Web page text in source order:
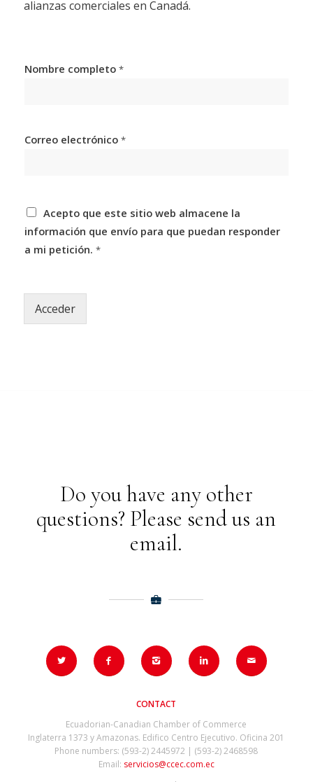
alianzas comerciales en Canadá.
Nombre completo *
Correo electrónico *
A
u
e
P
Acepto que este sitio web almacene la
información que envío para que puedan responder
a mi petición. *
Acceder
Do you have any other
questions? Please send us an
email.
CONTACT
Ecuadorian-Canadian Chamber of Commerce
Inglaterra 1373 y Amazonas. Edifico Centro Ejecutivo. Oficina 201
Phone numbers: (593-2) 2445972 | (593-2) 2468598
Email: servicios@ccec.com.ec